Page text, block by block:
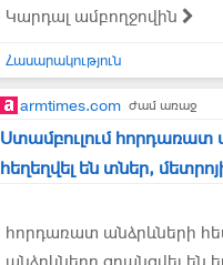
Կարդալ ամբողջովին
Հասարակություն
armtimes.com ժամ առաջ
Ստամբուլում հորդառատ
հեղեղվել են տներ,
հորդառատ անձրևների